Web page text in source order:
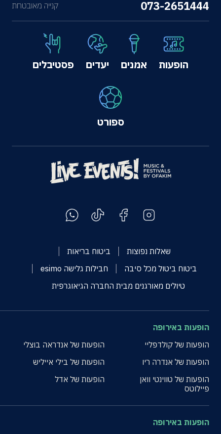
073-2651444
הופעות אמנים יעדים פסטיבלים
ספורט
קנייה מאובטחת
שאלות נפוצות
ביטוח בריאות
ביטוח ביטול מכל סיבה
חבילות גלישה esimo
טיולים מאורגנים מבית החברה הגיאוגרפית
הופעות באירופה
הופעות של קולדפליי
הופעות של אנדראה בוצלי
הופעות של אנדרה ריו
הופעות של בילי אייליש
הופעות של טווינטי וואן
פיילוטס
הופעות של אדל
הופעות באירופה